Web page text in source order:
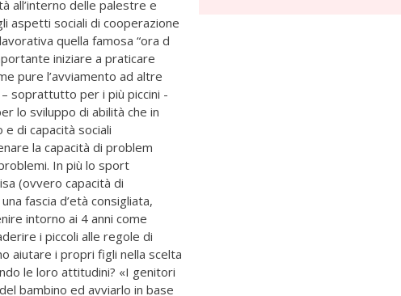
all’interno delle palestre e
aspetti sociali di cooperazione
quella famosa “ora d
iniziare a praticare
pure l’avviamento ad altre
soprattutto per i più piccini -
lo sviluppo di abilità che in
di capacità sociali
la capacità di problem
In più lo sport
(ovvero capacità di
fascia d’età consigliata,
intorno ai 4 anni come
i piccoli alle regole di
aiutare i propri figli nella scelta
le loro attitudini? «I genitori
bambino ed avviarlo in base